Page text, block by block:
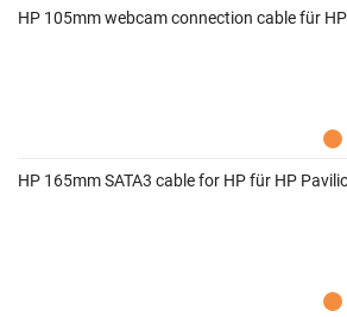
HP 105mm webcam connection cable für
HP 165mm SATA3 cable for HP für HP